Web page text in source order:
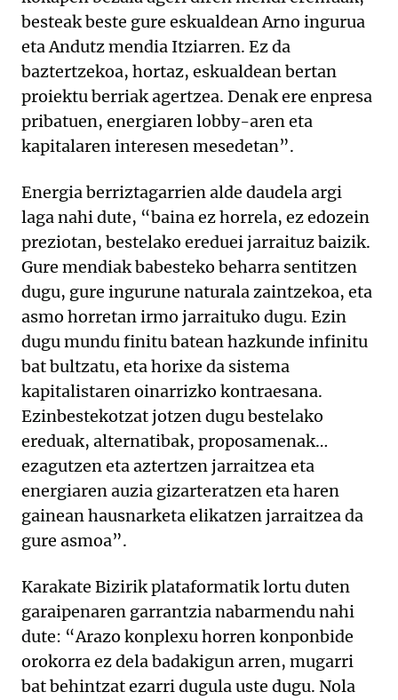
besteak beste gure eskualdean Arno ingurua
eta Andutz mendia Itziarren. Ez da
baztertzekoa, hortaz, eskualdean bertan
proiektu berriak agertzea. Denak ere enpresa
pribatuen, energiaren lobby-aren eta
kapitalaren interesen mesedetan”.
Energia berriztagarrien alde daudela argi
laga nahi dute, “baina ez horrela, ez edozein
preziotan, bestelako ereduei jarraituz baizik.
Gure mendiak babesteko beharra sentitzen
dugu, gure ingurune naturala zaintzekoa, eta
asmo horretan irmo jarraituko dugu. Ezin
dugu mundu finitu batean hazkunde infinitu
bat bultzatu, eta horixe da sistema
kapitalistaren oinarrizko kontraesana.
Ezinbestekotzat jotzen dugu bestelako
ereduak, alternatibak, proposamenak…
ezagutzen eta aztertzen jarraitzea eta
energiaren auzia gizarteratzen eta haren
gainean hausnarketa elikatzen jarraitzea da
gure asmoa”.
Karakate Bizirik plataformatik lortu duten
garaipenaren garrantzia nabarmendu nahi
dute: “Arazo konplexu horren konponbide
orokorra ez dela badakigun arren, mugarri
bat behintzat ezarri dugula uste dugu. Nola